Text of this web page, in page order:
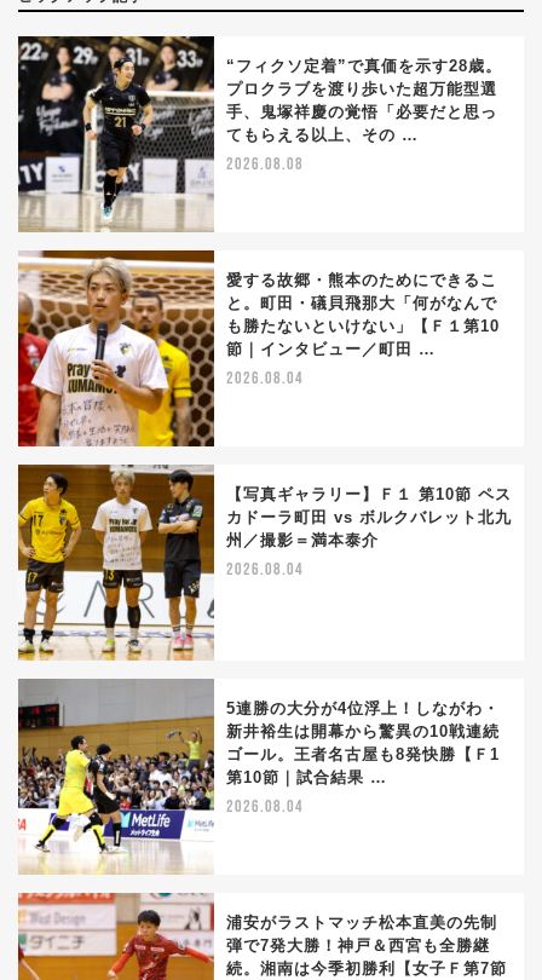
“フィクソ定着”で真価を示す28歳。
プロクラブを渡り歩いた超万能型選
手、鬼塚祥慶の覚悟「必要だと思っ
てもらえる以上、その …
2026.08.08
愛する故郷・熊本のためにできるこ
と。町田・礒貝飛那大「何がなんで
も勝たないといけない」【Ｆ１第10
節｜インタビュー／町田 …
2026.08.04
【写真ギャラリー】Ｆ１ 第10節 ペス
カドーラ町田 vs ボルクバレット北九
州／撮影＝満本泰介
2026.08.04
5連勝の大分が4位浮上！しながわ・
新井裕生は開幕から驚異の10戦連続
ゴール。王者名古屋も8発快勝【Ｆ1
第10節｜試合結果 …
2026.08.04
浦安がラストマッチ松本直美の先制
弾で7発大勝！神戸＆西宮も全勝継
続。湘南は今季初勝利【女子Ｆ第7節